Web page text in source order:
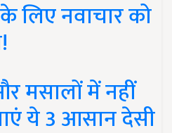
लिए नवाचार को
मसालों में नहीं
ये 3 आसान देसी